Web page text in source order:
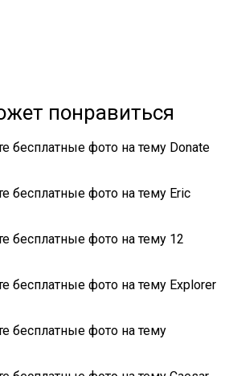
понравиться
бесплатные фото на тему Donate
бесплатные фото на тему Eric
бесплатные фото на тему 12
бесплатные фото на тему Explorer
бесплатные фото на тему